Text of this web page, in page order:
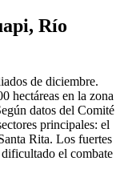
Río
de diciembre.
hectáreas en la zona
datos del Comité
principales: el
Rita. Los fuertes
el combate